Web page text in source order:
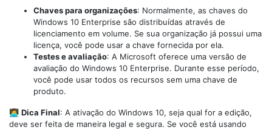
Chaves para organizações: Normalmente, as chaves do
Windows 10 Enterprise são distribuídas através de
licenciamento em volume. Se sua organização já possui uma
licença, você pode usar a chave fornecida por ela.
Testes e avaliação: A Microsoft oferece uma versão de
avaliação do Windows 10 Enterprise. Durante esse período,
você pode usar todos os recursos sem uma chave de
produto.
👩‍💻 Dica Final: A ativação do Windows 10, seja qual for a edição,
deve ser feita de maneira legal e segura. Se você está usando